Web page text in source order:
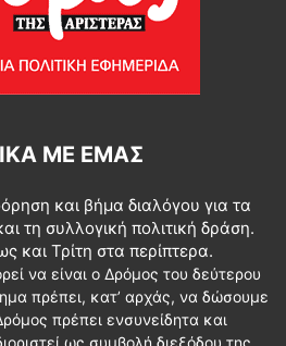
ΜΕ ΕΜΆΣ
και βήμα διαλόγου για τα
τη συλλογική πολιτική δράση.
και Τρίτη στα περίπτερα.
να είναι ο Δρόμος του δεύτερου
πρέπει, κατ’ αρχάς, να δώσουμε
πρέπει ενσυνείδητα και
ως συμβολή διεξόδου της